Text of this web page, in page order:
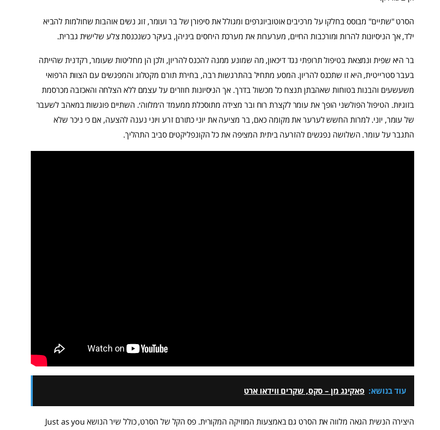
הסרט "שתיים" מבוסס בחלקו על מרכיבים אוטוביוגרפים ומגולל את סיפורן של בר ועומר, זוג נשים אוהבות שחולמות להביא
ילד, אך הניסיונות להרות ומורכבות החיים, מערערות את מערכת היחסים ביניהן, בעיקר כשנכנסת צלע שלישית גברית.
בר היא שפית ונמצאת בטיפול תרופתי נגד דיכאון, מה שמונע ממנה להכנס להריון, ולכן הן מחליטות שעומר, רקדנית שהייתה
בעבר סטרייטית, היא זו שתכנס להריון. המסע מתחיל בהתרגשות רבה, בחירת תורם מקטלוג והמפגשים עם הצוות הרפואי
משעשעים והבנות בטוחות שאהבתן תנצח כל מכשול בדרך. אך הניסיונות חוזרים על עצמם ללא הצלחה והאכזבה מכרסמת
בזוגיות. הטיפול הפולשני הופך את עומר לקצרת רוח ובר מצידה מתוסכלת ממעמד ה׳מלווה׳. השתיים פוגשות במאהב לשעבר
של עומר, יוני. למרות החשש לערער את מקומה כאם, בר מציעה את יוני כתורם זרע ויוני נענה להצעה, אם כי ניכר שלא
התגבר על עומר. השלושה נפגשים להזרעה ביתית המציפה את כל הקונפליקטים סביב התהליך.
עוד בנושא: פאקינג מן – סקס, שקרים ווידאו ארט
היצירה הנשית הגאה מלווה את הסרט גם באמצעות המוזיקה המקורית. פס הקל של הסרט, כולל שיר הנושא Just as you